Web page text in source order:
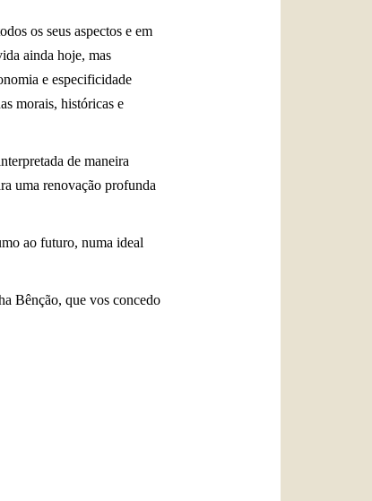
os seus aspectos e em
ainda hoje, mas
e especificidade
morais, históricas e
de maneira
uma renovação profunda
ao futuro, numa ideal
Bênção, que vos concedo